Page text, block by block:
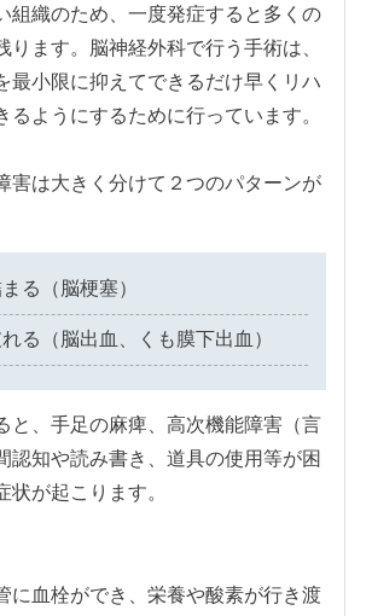
組織のため、一度発症すると多くの
ります。脳神経外科で行う手術は、
最小限に抑えてできるだけ早くリハ
るようにするために行っています。
は大きく分けて２つのパターンが
る（脳梗塞）
る（脳出血、くも膜下出血）
、手足の麻痺、高次機能障害（言
認知や読み書き、道具の使用等が困
状が起こります。
血栓ができ、栄養や酸素が行き渡